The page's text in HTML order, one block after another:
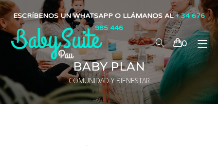
ESCRÍBENOS UN WHATSAPP O LLÁMANOS AL+ 34 676
985 446
0
BABY PLAN
COMUNIDAD Y BIENESTAR